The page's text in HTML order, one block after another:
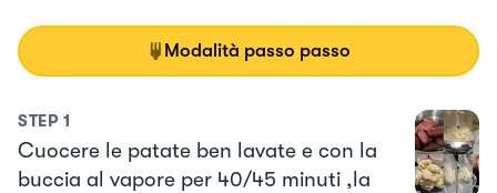
Modalità passo passo
STEP 1
Cuocere le patate ben lavate e con la
buccia al vapore per 40/45 minuti ,la